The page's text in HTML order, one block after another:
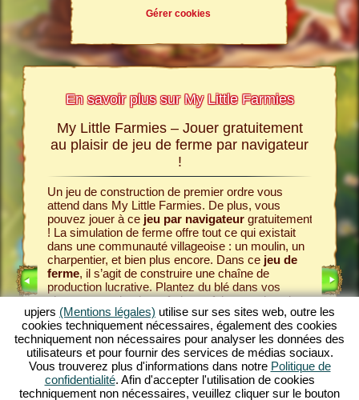
Gérer cookies
En savoir plus sur My Little Farmies
sites
de
My Little Farmies – Jouer gratuitement
au plaisir de jeu de ferme par navigateur
!
Un jeu de construction de premier ordre vous
attend dans My Little Farmies. De plus, vous
pouvez jouer à ce jeu par navigateurgratuitement
! La simulation de ferme offre tout ce qui existait
dans une communauté villageoise : un moulin, un
charpentier, et bien plus encore. Dans ce jeu de
ferme, il s’agit de construire une chaîne de
production lucrative. Plantez du blé dans vos
champs, moulez-le en farine et faites-en du pain
dans la boulangerie. My Little Farmies est unjeu
de villageavec des fonctions variées et de
magnifiques graphismes. Vous concevez
l’agriculture dans tous ces aspects : de la culture
de légumes à l’élevage d’animaux. Vous y
rencontrerez des animaux d’élevage traditionnels,
comme le porc laineux ou la poule laineuse. Jouez
Tout
Pour
et
des
œufs et
raisins
nobles.
prend
clients
acheter
de
upjers (Mentions légales) utilise sur ses sites web, outre les
cookies techniquement nécessaires, également des cookies
techniquement non nécessaires pour analyser les données des
utilisateurs et pour fournir des services de médias sociaux.
Vous trouverez plus d'informations dans notre Politique de
confidentialité. Afin d'accepter l'utilisation de cookies
techniquement non nécessaires, veuillez cliquer sur le bouton